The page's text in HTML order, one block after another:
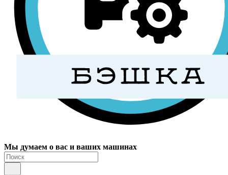
Мы думаем о вас и ваших машинах